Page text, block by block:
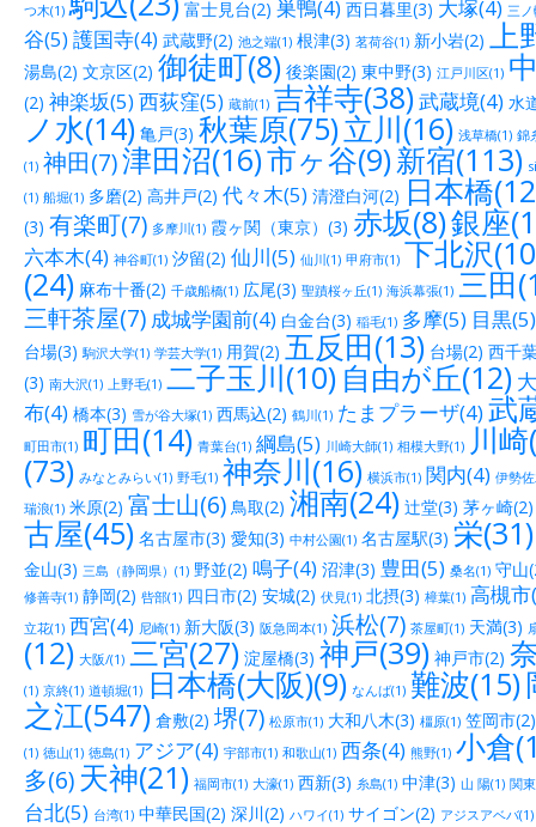
つ木(1) 富士見台(2) 巣鴨(4) 西日暮里(3) 大塚(4) 三ノ
谷(5)護国寺(4) 武蔵野(2) 池之端(1) 根津(3) 茗荷谷(1) 新小岩(2) 上
湯島(2) 文京区(2) 御徒町(8) 後楽園(2) 東中野(3) 江戸川区(1)
(2) 神楽坂(5)西荻窪(5) 蔵前(1) 吉祥寺(38)武蔵境(4) 水
ノ水(14) 亀戸(3) 秋葉原(75)立川(16) 浅草橋(1) 錦
(1) 神田(7)津田沼(16)市ヶ谷(9)新宿(113)
(1) 船堀(1) 多磨(2) 高井戸(2) 代々木(5) 清澄白河(2) 日本橋
(3) 有楽町(7) 多摩川(1) 霞ヶ関（東京）(3) 赤坂(8)銀座
六本木(4) 神谷町(1) 汐留(2) 仙川(5) 仙川(1) 甲府市(1) 下北沢
(24) 麻布十番(2) 千歳船橋(1) 広尾(3) 聖蹟桜ヶ丘(1) 海浜幕張(1) 三田
三軒茶屋(7) 成城学園前(4) 白金台(3) 稲毛(1) 多摩(5) 目黒(5)
台場(3) 駒沢大学(1) 学芸大学(1) 用賀(2) 五反田(13) 台場(2) 西千
(3) 南大沢(1) 上野毛(1) 二子玉川(10) 自由が丘(12)
布(4) 橋本(3) 雪が谷大塚(1) 西馬込(2) 鶴川(1) たまプラーザ(4)武
町田市(1) 町田(14) 青葉台(1) 綱島(5) 川崎大師(1) 相模大野(1) 川
(73) みなとみらい(1) 野毛(1) 神奈川(16) 横浜市(1) 関内(4) 伊勢
瑞浪(1) 米原(2) 富士山(6) 鳥取(2) 湘南(24) 辻堂(3) 茅ヶ崎(2)
古屋(45) 名古屋市(3) 愛知(3) 中村公園(1) 名古屋駅(3) 栄(31)
金山(3) 三島（静岡県）(1) 野並(2) 鳴子(4) 沼津(3) 豊田(5) 桑名(1) 守山
修善寺(1) 静岡(2) 呰部(1) 四日市(2) 安城(2) 伏見(1) 北摂(3) 樟葉(1) 高槻市
立花(1) 西宮(4) 尼崎(1) 新大阪(3) 阪急岡本(1) 浜松(7) 茶屋町(1) 天満(3)
(12) 大阪/(1) 三宮(27) 淀屋橋(3) 神戸(39) 神戸市(2)
(1) 京終(1) 道頓堀(1) 日本橋(大阪)(9) なんば(1) 難波(15)
之江(547) 倉敷(2) 堺(7) 松原市(1) 大和八木(3) 橿原(1) 笠岡市(2)
(1) 徳山(1) 徳島(1) アジア(4) 宇部市(1) 和歌山(1) 西条(4) 熊野(1) 小倉
多(6) 天神(21) 福岡市(1) 大濠(1) 西新(3) 糸島(1) 中津(3) 山 陽(1) 関
台北(5) 台湾(1) 中華民国(2) 深川(2) ハワイ(1) サイゴン(2) アジスアベバ(1)